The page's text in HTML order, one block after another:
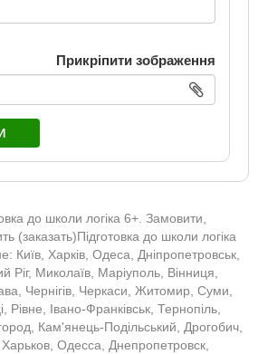
Прикріпити зображення
до школи логіка 6+. Замовити,
(заказать)Підготовка до школи логіка
Київ, Харків, Одеса, Дніпропетровськ,
Ріг, Миколаїв, Маріуполь, Вінниця,
Чернігів, Черкаси, Житомир, Суми,
Рівне, Івано-Франківськ, Тернопіль,
Кам'янець-Подільський, Дрогобич,
Одесса, Днепропетровск,